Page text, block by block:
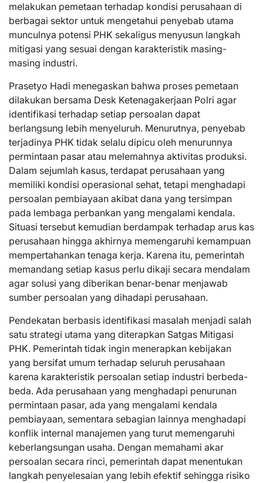
melakukan pemetaan terhadap kondisi perusahaan di
berbagai sektor untuk mengetahui penyebab utama
munculnya potensi PHK sekaligus menyusun langkah
mitigasi yang sesuai dengan karakteristik masing-
masing industri.
Prasetyo Hadi menegaskan bahwa proses pemetaan
dilakukan bersama Desk Ketenagakerjaan Polri agar
identifikasi terhadap setiap persoalan dapat
berlangsung lebih menyeluruh. Menurutnya, penyebab
terjadinya PHK tidak selalu dipicu oleh menurunnya
permintaan pasar atau melemahnya aktivitas produksi.
Dalam sejumlah kasus, terdapat perusahaan yang
memiliki kondisi operasional sehat, tetapi menghadapi
persoalan pembiayaan akibat dana yang tersimpan
pada lembaga perbankan yang mengalami kendala.
Situasi tersebut kemudian berdampak terhadap arus kas
perusahaan hingga akhirnya memengaruhi kemampuan
mempertahankan tenaga kerja. Karena itu, pemerintah
memandang setiap kasus perlu dikaji secara mendalam
agar solusi yang diberikan benar-benar menjawab
sumber persoalan yang dihadapi perusahaan.
Pendekatan berbasis identifikasi masalah menjadi salah
satu strategi utama yang diterapkan Satgas Mitigasi
PHK. Pemerintah tidak ingin menerapkan kebijakan
yang bersifat umum terhadap seluruh perusahaan
karena karakteristik persoalan setiap industri berbeda-
beda. Ada perusahaan yang menghadapi penurunan
permintaan pasar, ada yang mengalami kendala
pembiayaan, sementara sebagian lainnya menghadapi
konflik internal manajemen yang turut memengaruhi
keberlangsungan usaha. Dengan memahami akar
persoalan secara rinci, pemerintah dapat menentukan
langkah penyelesaian yang lebih efektif sehingga risiko